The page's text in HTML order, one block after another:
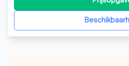
adviseren.